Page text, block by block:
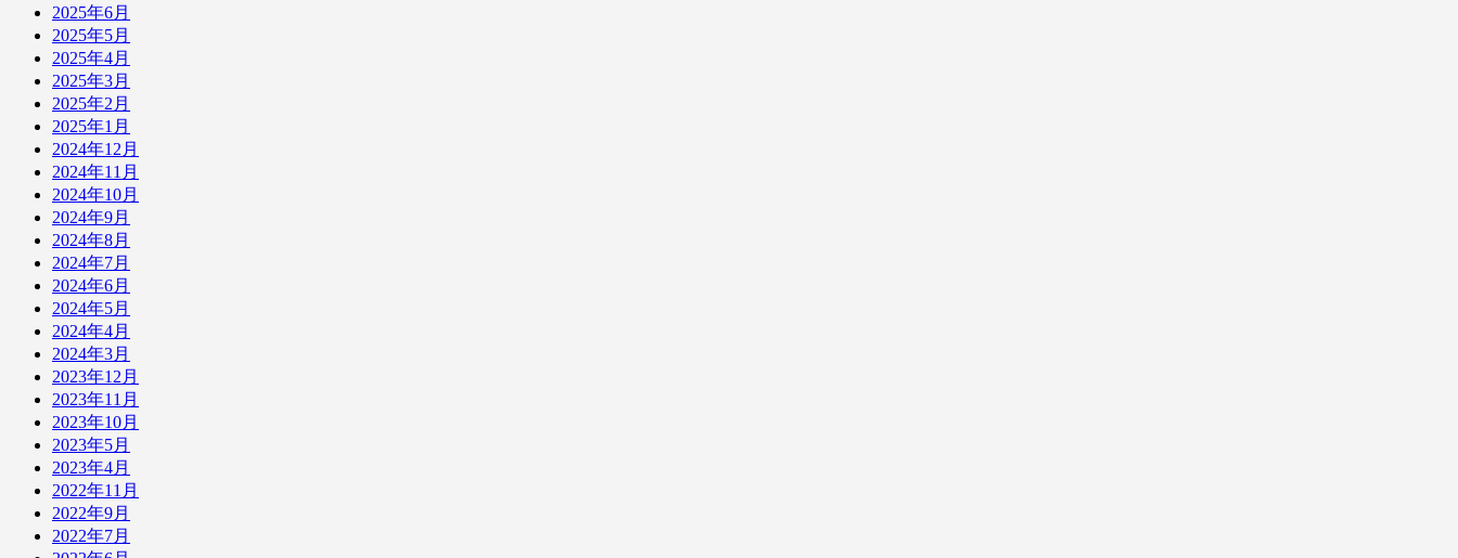
2025年6月
2025年5月
2025年4月
2025年3月
2025年2月
2025年1月
2024年12月
2024年11月
2024年10月
2024年9月
2024年8月
2024年7月
2024年6月
2024年5月
2024年4月
2024年3月
2023年12月
2023年11月
2023年10月
2023年5月
2023年4月
2022年11月
2022年9月
2022年7月